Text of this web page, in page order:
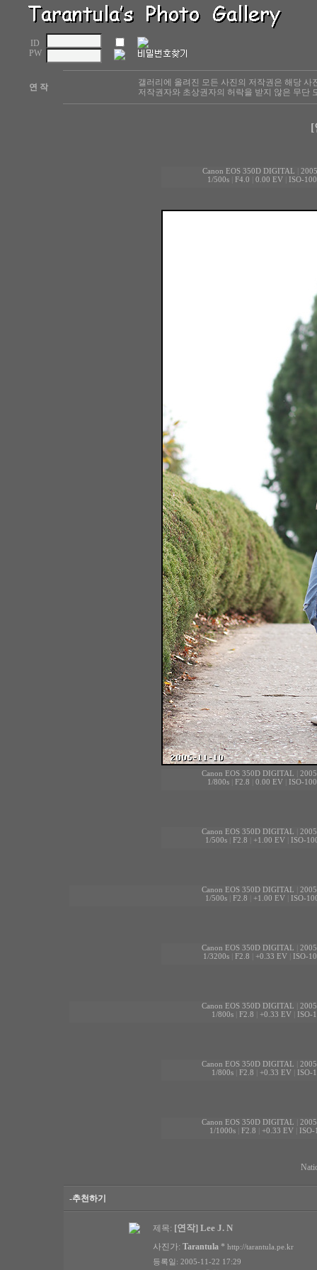
ID
PW
연 작
갤러리에 올려진 모든 사진의 저작권은 해당
저작권자와 초상권자의 허락을 받지 않은 무단
[
Canon EOS 350D DIGITAL
1/500s| F4.0 0.00 EV| ISO-100
Canon EOS 350D DIGITAL
1/800s| F2.8 0.00 EV| ISO-100
Canon EOS 350D DIGITAL
1/500s| F2.8 +1.00 EV| ISO-
Canon EOS 350D DIGITAL
1/500s| F2.8 +1.00 EV| ISO-
Canon EOS 350D DIGITAL
1/3200s| F2.8 +0.33 EV| ISO-
Canon EOS 350D DIGITAL
1/800s| F2.8 +0.33 EV| ISO-
Canon EOS 350D DIGITAL
1/800s| F2.8 +0.33 EV| ISO-
Canon EOS 350D DIGITAL
1/1000s| F2.8 +0.33 EV| ISO-
-추천하기
제목: [연작] Lee J. N
사진가: Tarantula * http://tarantula.pe.kr
등록일: 2005-11-22 17:29